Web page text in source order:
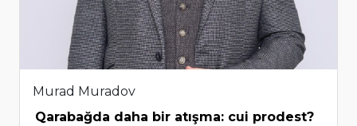
Murad Muradov
Qarabağda daha bir atışma: cui prodest?